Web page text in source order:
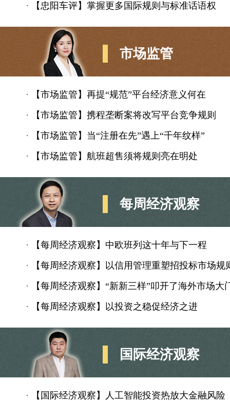
·
【忠阳车评】掌握更多国际规则与标准话语权
市场监管
·
【市场监管】再提“规范”平台经济意义何在
·
【市场监管】携程垄断案将改写平台竞争规则
·
【市场监管】当“注册在先”遇上“千年纹样”
·
【市场监管】航班超售须将规则亮在明处
每周经济观察
·
【每周经济观察】中欧班列这十年与下一程
·
【每周经济观察】以信用管理重塑招投标市场规
·
【每周经济观察】“新新三样”叩开了海外市场大
·
【每周经济观察】以投资之稳促经济之进
国际经济观察
·
【国际经济观察】人工智能投资热放大金融风险